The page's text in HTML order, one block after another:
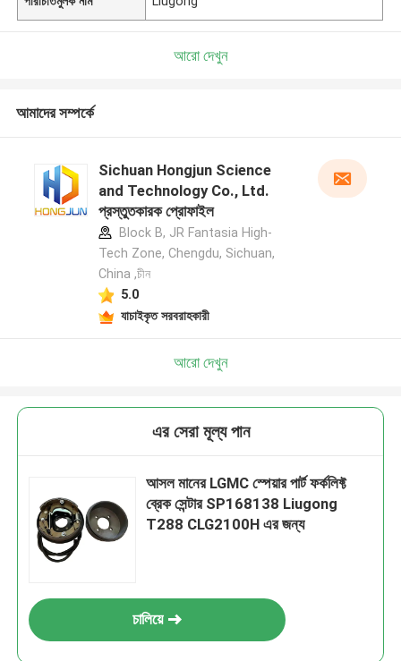
আরো দেখুন
আমাদের সম্পর্কে
Sichuan Hongjun Science
and Technology Co., Ltd.
প্রস্তুতকারক প্রোফাইল
Block B, JR Fantasia High-
Tech Zone, Chengdu, Sichuan,
China ,চীন
5.0
যাচাইকৃত সরবরাহকারী
আরো দেখুন
এর সেরা মূল্য পান
আসল মানের LGMC স্পেয়ার পার্ট ফর্কলিফ্ট
ব্রেক সেন্টার SP168138 Liugong
T288 CLG2100H এর জন্য
চালিয়ে